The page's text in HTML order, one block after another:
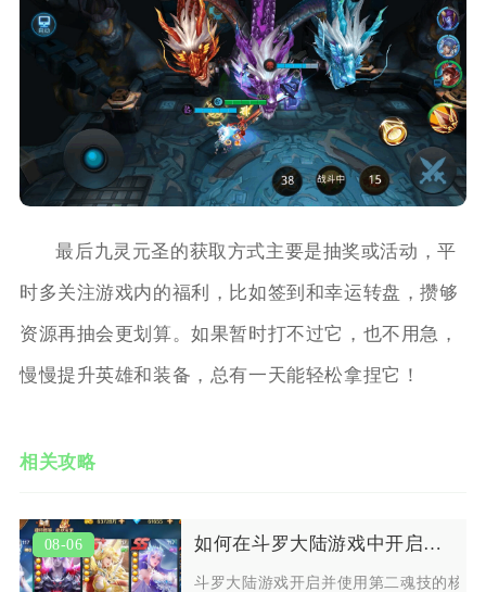
最后九灵元圣的获取方式主要是抽奖或活动，平
时多关注游戏内的福利，比如签到和幸运转盘，攒够
资源再抽会更划算。如果暂时打不过它，也不用急，
慢慢提升英雄和装备，总有一天能轻松拿捏它！
相关攻略
08-06 如何在斗罗大陆游戏中开启并使用第二魂技
斗罗大陆游戏开启并使用第二魂技的核